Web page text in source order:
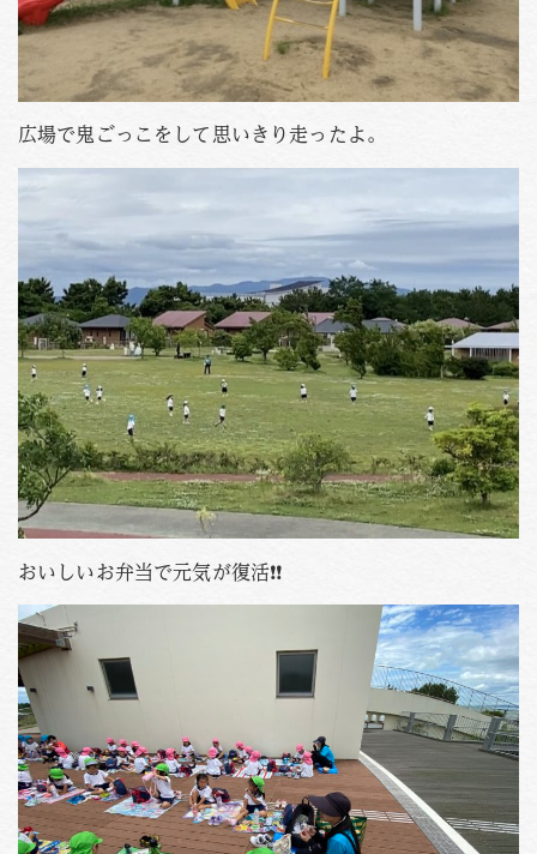
広場で鬼ごっこをして思いきり走ったよ。
おいしいお弁当で元気が復活❗❗